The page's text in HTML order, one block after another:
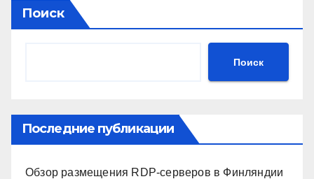
Поиск
Поиск
Последние публикации
Обзор размещения RDP-серверов в Финляндии